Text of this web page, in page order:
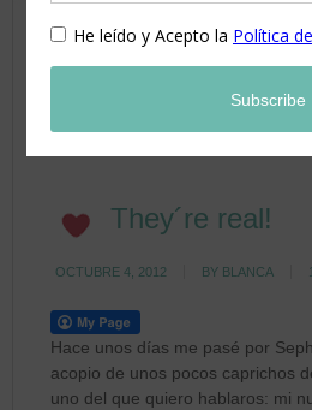
They´re real!
OCTUBRE 4, 2012 BY BLANCA
Hace unos días me pasé por
acopio de unos pocos caprichos
uno del que quiero hablaros: mi